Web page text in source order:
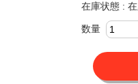
在庫状態 :
数量